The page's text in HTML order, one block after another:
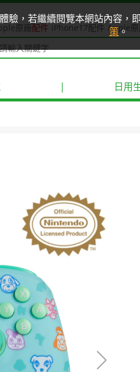
，若繼續閱覽本網站內容
策。
原廠配件 iPhone17配件 Apple原
| 日用